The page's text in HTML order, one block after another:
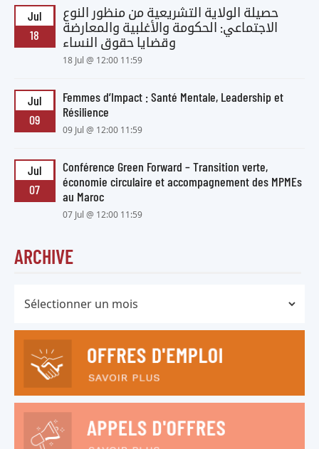
Jul
18
حصيلة الولاية التشريعية من منظور النوع
الاجتماعي: الحكومة والأغلبية والمعارضة
وقضايا حقوق النساء
18 Jul @ 12:00 11:59
Jul
09
Femmes d’Impact : Santé Mentale, Leadership et
Résilience
09 Jul @ 12:00 11:59
Jul
07
Conférence Green Forward – Transition verte,
économie circulaire et accompagnement des MPMEs
au Maroc
07 Jul @ 12:00 11:59
ARCHIVE